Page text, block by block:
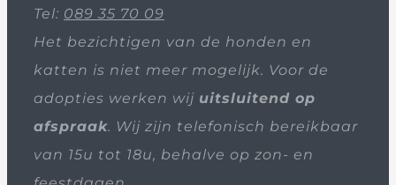
Tel: 089 35 70 09
Het bezichtigen van de honden en
katten is niet meer mogelijk. Voor de
adopties werken wij uitsluitend op
afspraak. Wij zijn telefonisch bereikbaar
van 15u tot 18u, behalve op zon- en